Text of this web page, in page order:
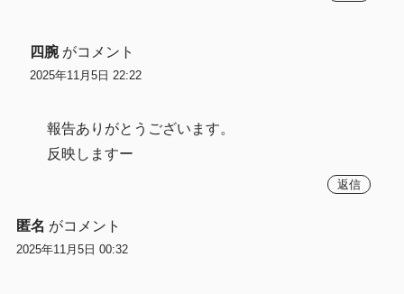
四腕 がコメント
2025年11月5日 22:22
報告ありがとうございます。
反映しますー
返信
匿名 がコメント
2025年11月5日 00:32